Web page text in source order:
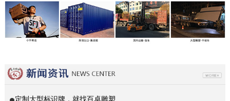
定制大型标识牌，就找百卓雕塑